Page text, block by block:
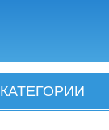
КАТЕГОРИИ